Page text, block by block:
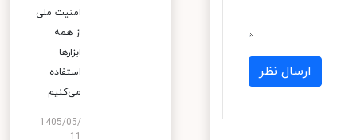
ارسال نظر
امنیت ملی
از همه
ابزارها
استفاده
می‌کنیم
1405/05/